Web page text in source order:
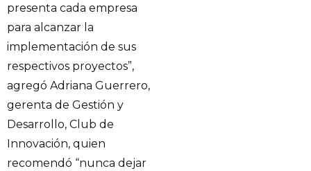
presenta cada empresa
para alcanzar la
implementación de sus
respectivos proyectos”,
agregó Adriana Guerrero,
gerenta de Gestión y
Desarrollo, Club de
Innovación, quien
recomendó “nunca dejar